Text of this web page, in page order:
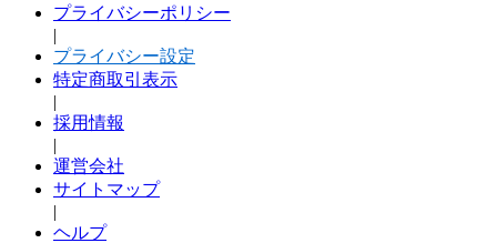
プライバシーポリシー
|
プライバシー設定
特定商取引表示
|
採用情報
|
運営会社
サイトマップ
|
ヘルプ